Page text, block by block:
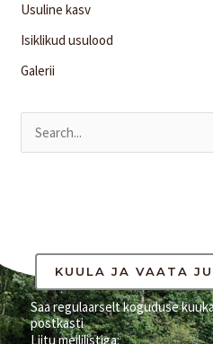
Usuline kasv
Isiklikud usulood
Galerii
h
f
o
KUULA JA VAATA
Saa regulaarselt koguduse
postkasti
Liitu meililistiga: